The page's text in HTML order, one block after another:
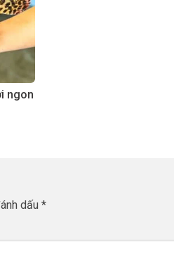
ngon
dấu *